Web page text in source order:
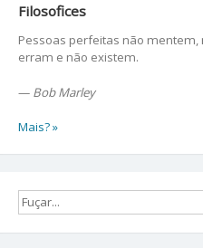
Filosofices
Pessoas perfeitas não
erram e não existem.
— Bob Marley
Mais? »